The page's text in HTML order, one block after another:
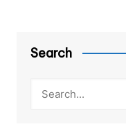
Search